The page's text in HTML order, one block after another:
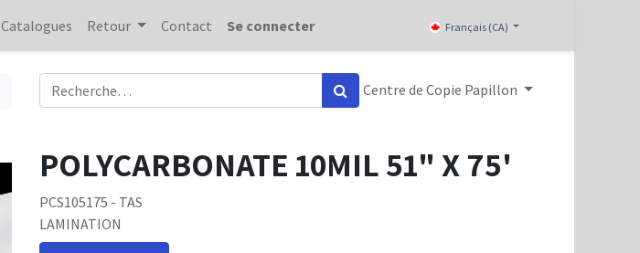
Catalogues Retour Contact Se connecter Français (CA)
Centre de Copie Papillon
POLYCARBONATE 10MIL 51" X 75'
PCS105175 - TAS
LAMINATION